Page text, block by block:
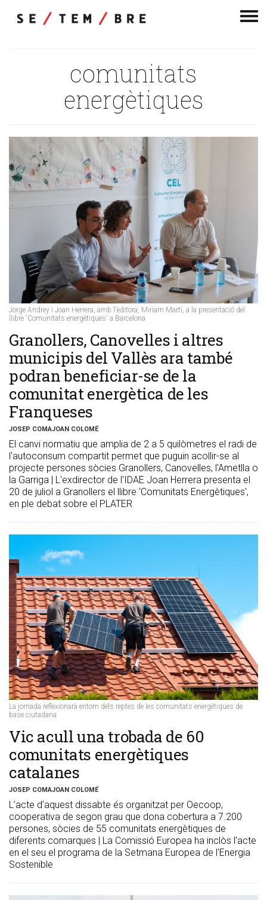
comunitats
energètiques
Jorge Andrey i Joan Herrera, amb l'editora, Miriam Martí, a la presentació del
llibre 'Comunitats energètiques' a Barcelona
Granollers, Canovelles i altres
municipis del Vallès ara també
podran beneficiar-se de la
comunitat energètica de les
Franqueses
JOSEP COMAJOAN COLOMÉ
El canvi normatiu que amplia de 2 a 5 quilòmetres el radi de
l'autoconsum compartit permet que puguin acollir-se al
projecte persones sòcies Granollers, Canovelles, l'Ametlla o
la Garriga | L'exdirector de l'IDAE Joan Herrera presenta el
20 de juliol a Granollers el llibre ‘Comunitats Energètiques’,
en ple debat sobre el PLATER
La jornada reflexionarà entorn dels reptes de les comunitats energètiques de
base ciutadana
​Vic acull una trobada de 60
comunitats energètiques
catalanes
JOSEP COMAJOAN COLOMÉ
L’acte d’aquest dissabte és organitzat per Oecoop,
cooperativa de segon grau que dona cobertura a 7.200
persones, sòcies de 55 comunitats energètiques de
diferents comarques | La Comissió Europea ha inclòs l'acte
en el seu el programa de la Setmana Europea de l'Energia
Sostenible